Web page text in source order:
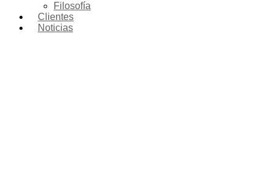
Filosofía
Clientes
Noticias